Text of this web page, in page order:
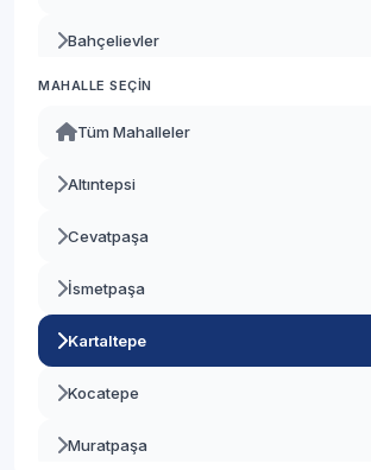
Bahçelievler
Bakırköy
Başakşehir
Bayrampaşa
Beşiktaş
Beykoz
Beylikdüzü
Beyoğlu
Büyükçekmece
MAHALLE SEÇIN
Tüm Mahalleler
Altıntepsi
Cevatpaşa
İsmetpaşa
Kartaltepe
Kocatepe
Muratpaşa